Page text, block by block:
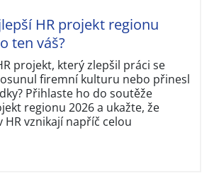
HR projekt regionu
ten váš?
projekt, který zlepšil práci se
firemní kulturu nebo přinesl
Přihlaste ho do soutěže
regionu 2026 a ukažte, že
HR vznikají napříč celou